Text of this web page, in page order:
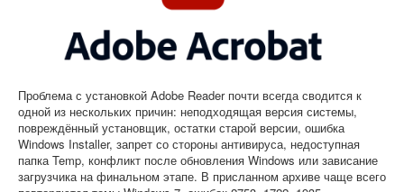
Системные программы
Проблема с установкой Adobe Reader почти всегда сводится к
одной из нескольких причин: неподходящая версия системы,
повреждённый установщик, остатки старой версии, ошибка
Windows Installer, запрет со стороны антивируса, недоступная
папка Temp, конфликт после обновления Windows или зависание
загрузчика на финальном этапе. В присланном архиве чаще всего